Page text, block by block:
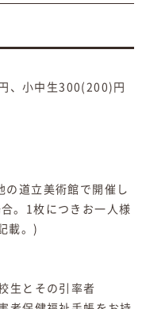
、小中生300(200)円
の道立美術館で開催し
。1枚につきお一人様
載。)
生とその引率者